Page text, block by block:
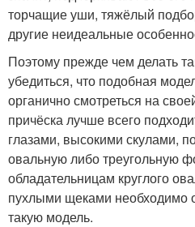
торчащие уши, тяжёлый
другие неидеальные
Поэтому прежде чем делать
убедиться, что подобная
органично смотреться на
причёска лучше всего
глазами, высокими скулами,
овальную либо треугольную
обладательницам круглого
пухлыми щеками необходимо
такую модель.